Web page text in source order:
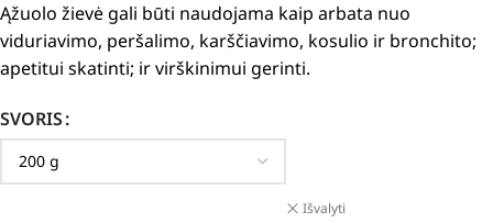
Ąžuolo žievė gali būti naudojama kaip arbata nuo
viduriavimo, peršalimo, karščiavimo, kosulio ir bronchito;
apetitui skatinti; ir virškinimui gerinti.
SVORIS
Išvalyti